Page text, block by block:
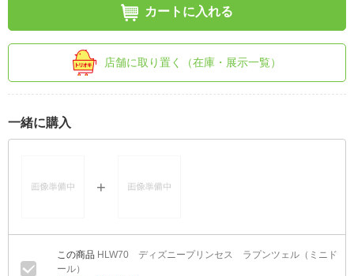
カートに入れる
店舗に取り置く（在庫・展示一覧）
一緒に購入
HLW70 ディズニープリンセス ラプンツェル（ミニド
ール）